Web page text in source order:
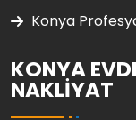
Konya
KONYA
NAKLIYAT